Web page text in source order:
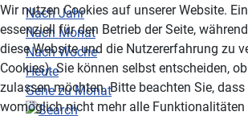
Nach Jahr
Nach Monat
Nach Woche
Heute
Gehe zu Monat
Wir nutzen Cookies auf unserer Website.
essenziell für den Betrieb der Seite,
diese Website und die Nutzererfahrung zu
Cookies). Sie können selbst entscheiden,
zulassen möchten. Bitte beachten Sie,
womöglich nicht mehr alle Funktionalitäten